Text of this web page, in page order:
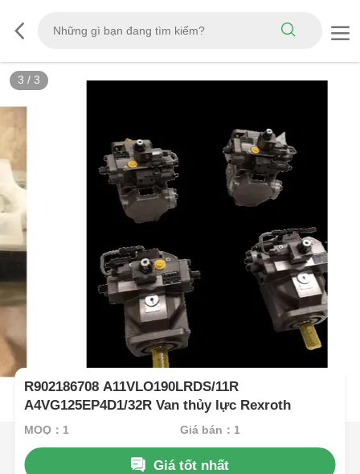
3 / 3
R902186708 A11VLO190LRDS/11R
A4VG125EP4D1/32R Van thủy lực Rexroth
MOQ：1 Giá bán：1
Giá tốt nhất